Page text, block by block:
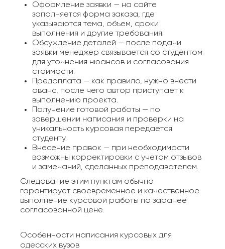
Оформление заявки — на сайте
заполняется форма заказа, где
указываются тема, объем, сроки
выполнения и другие требования.
Обсуждение деталей — после подачи
заявки менеджер связывается со студентом
для уточнения нюансов и согласования
стоимости.
Предоплата — как правило, нужно внести
аванс, после чего автор приступает к
выполнению проекта.
Получение готовой работы — по
завершении написания и проверки на
уникальность курсовая передается
студенту.
Внесение правок — при необходимости
возможны корректировки с учетом отзывов
и замечаний, сделанных преподавателем.
Следование этим пунктам обычно
гарантирует своевременное и качественное
выполнение курсовой работы по заранее
согласованной цене.
Особенности написания курсовых для
одесских вузов